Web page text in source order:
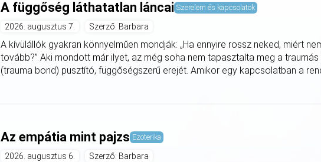
A függőség láthatatlan láncai Szerelem és kapcsolatok
2026. augusztus 7. Szerző: Barbara
A kívülállók gyakran könnyelműen mondják: „Ha ennyire rossz neked, miért
tovább?” Aki mondott már ilyet, az még soha nem tapasztalta meg a
(trauma bond) pusztító, függőségszerű erejét. Amikor egy kapcsolatban a
Az empátia mint pajzs Ezoterika
2026. augusztus 6. Szerző: Barbara